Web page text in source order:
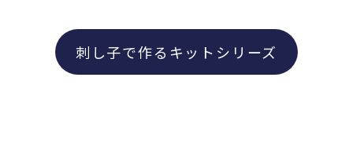
刺し子で作るキットシリーズ